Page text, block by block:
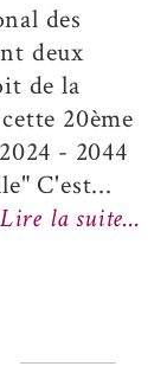
des
deux
de la
20ème
- 2044
C'est...
Lire la suite...